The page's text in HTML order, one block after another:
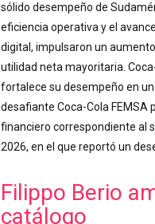
sólido desempeño de
eficiencia operativa y el
digital, impulsaron un
utilidad neta mayoritaria.
fortalece su desempeño en
desafiante Coca-Cola FEMSA
financiero correspondiente al
2026, en el que reportó un
Filippo Berio
catálogo